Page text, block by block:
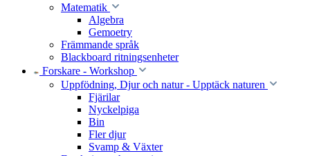
Matematik
Algebra
Gemoetry
Främmande språk
Blackboard ritningsenheter
Forskare - Workshop
Uppfödning, Djur och natur - Upptäck naturen
Fjärilar
Nyckelpiga
Bin
Fler djur
Svamp & Växter